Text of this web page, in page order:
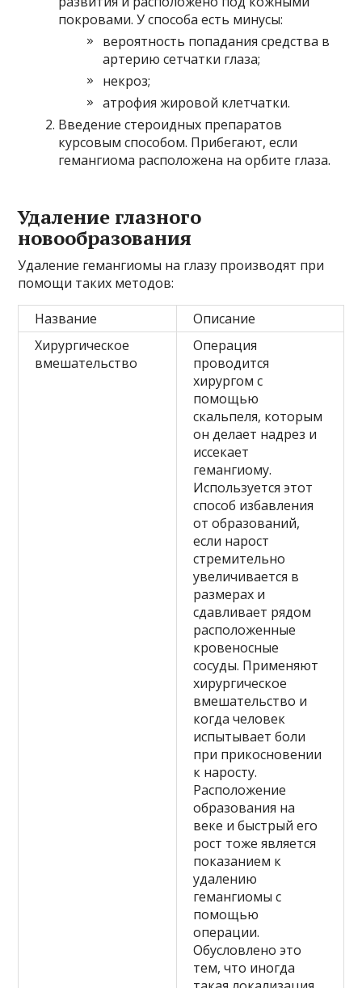
покровами. У способа есть минусы:
вероятность попадания средства в
артерию сетчатки глаза;
некроз;
атрофия жировой клетчатки.
Введение стероидных препаратов
курсовым способом. Прибегают, если
гемангиома расположена на орбите глаза.
Удаление глазного
новообразования
Удаление гемангиомы на глазу производят при
помощи таких методов:
Название
Описание
Хирургическое
вмешательство
Операция
проводится
хирургом с
помощью
скальпеля, которым
он делает надрез и
иссекает
гемангиому.
Используется этот
способ избавления
от образований,
если нарост
стремительно
увеличивается в
размерах и
сдавливает рядом
расположенные
кровеносные
сосуды. Применяют
хирургическое
вмешательство и
когда человек
испытывает боли
при прикосновении
к наросту.
Расположение
образования на
веке и быстрый его
рост тоже является
показанием к
удалению
гемангиомы с
помощью
операции.
Обусловлено это
тем, что иногда